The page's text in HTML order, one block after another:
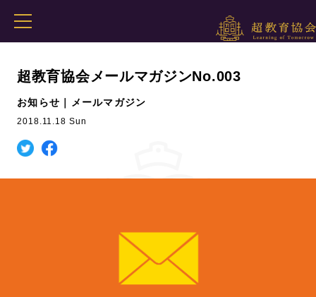
超教育協会メールマガジンNo.003
お知らせ｜メールマガジン
2018.11.18 Sun